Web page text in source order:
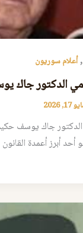
,أعلام سوريون
الدكتور جاك
17, 2026
الدكتور جاك يوسف
أبرز أعمدة